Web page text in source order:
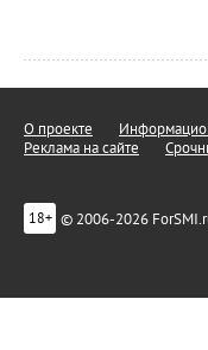
О проекте
Реклама на сайте
18+ © 2006-2026